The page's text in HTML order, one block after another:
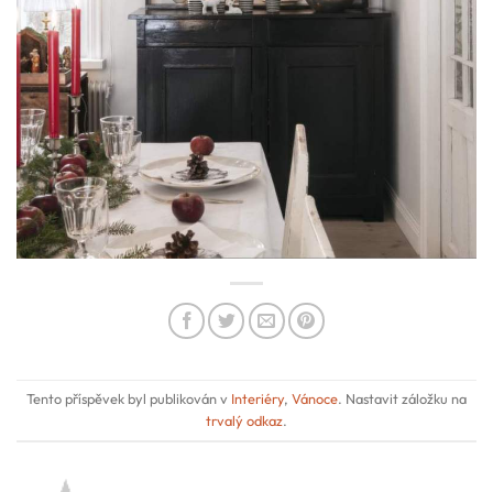
Tento příspěvek byl publikován v Interiéry, Vánoce. Nastavit záložku na
trvalý odkaz.